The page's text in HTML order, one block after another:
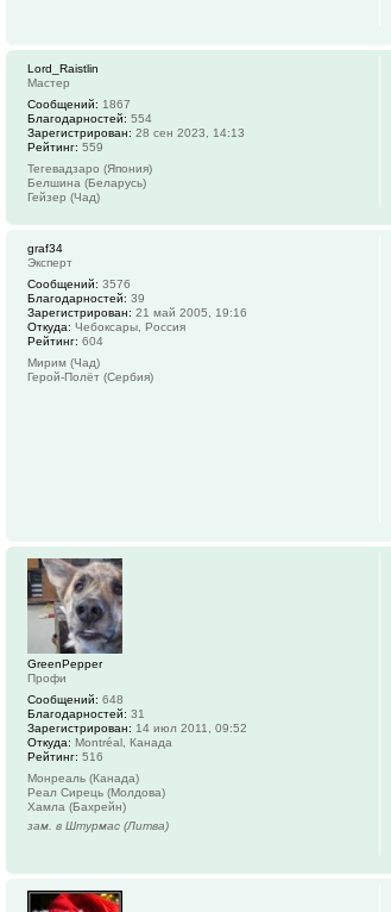
Lord_Raistlin
Мастер
Сообщений: 1867
Благодарностей: 554
Зарегистрирован: 28 сен 2023, 14:13
Рейтинг: 559
Тегевадзаро (Япония)
Белшина (Беларусь)
Гейзер (Чад)
graf34
Эксперт
Сообщений: 3576
Благодарностей: 39
Зарегистрирован: 21 май 2005, 19:16
Откуда: Чебоксары, Россия
Рейтинг: 604
Мирим (Чад)
Герой-Полёт (Сербия)
GreenPepper
Профи
Сообщений: 648
Благодарностей: 31
Зарегистрирован: 14 июл 2011, 09:52
Откуда: Montréal, Канада
Рейтинг: 516
Монреаль (Канада)
Реал Сирець (Молдова)
Хамла (Бахрейн)
зам. в Штурмас (Литва)